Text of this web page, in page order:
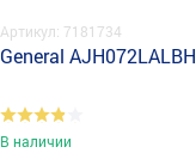
Артикул: 7181734
General AJH072LALBH
В наличии